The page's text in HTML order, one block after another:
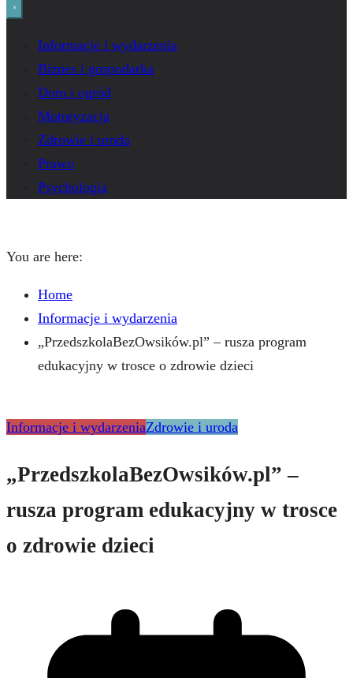
Informacje i wydarzenia
Biznes i gospodarka
Dom i ogród
Motoryzacja
Zdrowie i uroda
Prawo
Psychologia
You are here:
Home
Informacje i wydarzenia
„PrzedszkolaBezOwsików.pl” – rusza program
edukacyjny w trosce o zdrowie dzieci
Informacje i wydarzeniaZdrowie i uroda
„PrzedszkolaBezOwsików.pl” –
rusza program edukacyjny w trosce
o zdrowie dzieci